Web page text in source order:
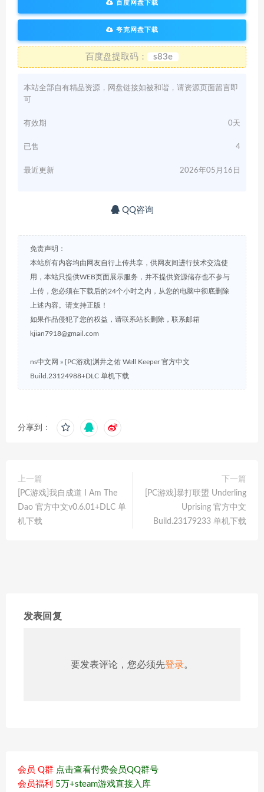
百度网盘下载
夸克网盘下载
百度盘提取码： s83e
本站全部自有精品资源，网盘链接如被和谐，请资源页面留言即
可
有效期 0天
已售 4
最近更新 2026年05月16日
QQ咨询
免责声明：
本站所有内容均由网友自行上传共享，供网友间进行技术交流使
用，本站只提供WEB页面展示服务，并不提供资源储存也不参与
上传，您必须在下载后的24个小时之内，从您的电脑中彻底删除
上述内容。请支持正版！
如果作品侵犯了您的权益，请联系站长删除，联系邮箱
kjian7918@gmail.com
ns中文网 » [PC游戏]渊井之佑 Well Keeper 官方中文
Build.23124988+DLC 单机下载
分享到：
上一篇
[PC游戏]我自成道 I Am The
Dao 官方中文v0.6.01+DLC 单
机下载
下一篇
[PC游戏]暴打联盟 Underling
Uprising 官方中文
Build.23179233 单机下载
发表回复
要发表评论，您必须先登录。
会员 Q群 点击查看付费会员QQ群号
会员福利 5万+steam游戏直接入库